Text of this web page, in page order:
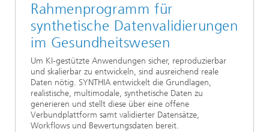
Rahmenprogramm für
synthetische Datenvalidierungen
im Gesundheitswesen
Um KI-gestützte Anwendungen sicher, reproduzierbar
und skalierbar zu entwickeln, sind ausreichend reale
Daten nötig. SYNTHIA entwickelt die Grundlagen,
realistische, multimodale, synthetische Daten zu
generieren und stellt diese über eine offene
Verbundplattform samt validierter Datensätze,
Workflows und Bewertungsdaten bereit.